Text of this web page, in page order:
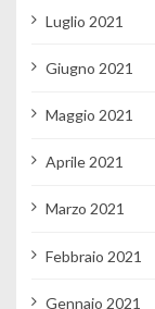
Luglio 2021
Giugno 2021
Maggio 2021
Aprile 2021
Marzo 2021
Febbraio 2021
Gennaio 2021